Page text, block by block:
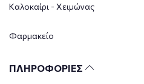
Καλοκαίρι - Χειμώνας
Φαρμακείο
ΠΛΗΡΟΦΟΡΙΕΣ